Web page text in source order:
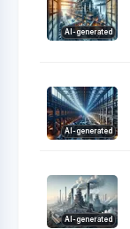
AI-generated
AI-generated
AI-generated